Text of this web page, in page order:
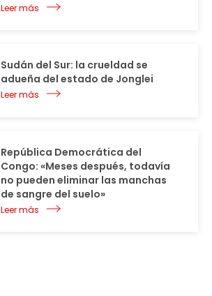
Leer más
Sudán del Sur: la crueldad se
adueña del estado de Jonglei
Leer más
República Democrática del
Congo: «Meses después, todavía
no pueden eliminar las manchas
de sangre del suelo»
Leer más